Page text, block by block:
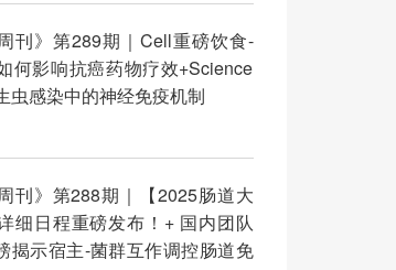
刊》第289期｜Cell重磅饮食-
何影响抗癌药物疗效+Science
虫感染中的神经免疫机制
刊》第288期｜【2025肠道大
细日程重磅发布！+ 国内团队
揭示宿主-菌群互作调控肠道免